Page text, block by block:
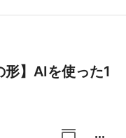
形】AIを使った1